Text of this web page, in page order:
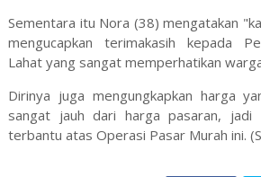
Sementara itu Nora (38) mengatakan
mengucapkan terimakasih kepada
Lahat yang sangat memperhatikan
Dirinya juga mengungkapkan harga
sangat jauh dari harga pasaran, jadi
terbantu atas Operasi Pasar Murah ini.